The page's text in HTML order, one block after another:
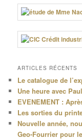
ARTICLES RÉCENTS
Le catalogue de
Une heure avec
EVENEMENT :
Les sorties du
Nouvelle année,
Geo-Fourrier pour